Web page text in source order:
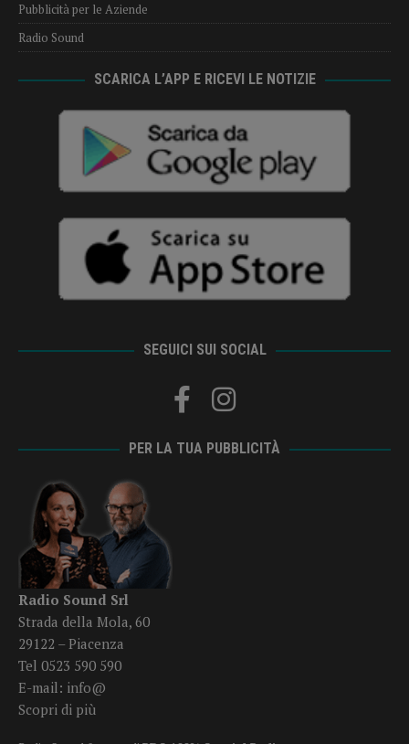
Pubblicità per le Aziende
Radio Sound
SCARICA L’APP E RICEVI LE NOTIZIE
SEGUICI SUI SOCIAL
PER LA TUA PUBBLICITÀ
Radio Sound Srl
Strada della Mola, 60
29122 – Piacenza
Tel 0523 590 590
E-mail: info@
Scopri di più